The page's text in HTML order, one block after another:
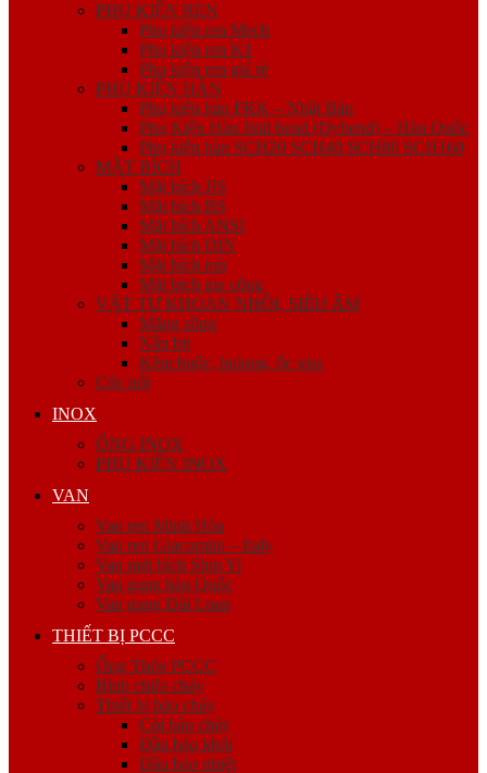
PHỤ KIỆN REN
Phụ kiện ren Mech
Phụ kiện ren K1
Phụ kiện ren giá rẻ
PHỤ KIỆN HÀN
Phụ kiện hàn FKK – Nhật Bản
Phụ Kiện Hàn Jinil bend (Dybend) – Hàn Quốc
Phụ kiện hàn SCH20 SCH40 SCH80 SCH160
MẶT BÍCH
Mặt bích JIS
Mặt bích BS
Mặt bích ANSI
Mặt bích DIN
Mặt bích mù
Mặt bích gia công
VẬT TƯ KHOAN NHỒI, SIÊU ÂM
Măng sông
Nắp bịt
Kẽm buộc, bulong, ốc viss
Cóc nối
INOX
ỐNG INOX
PHỤ KIỆN INOX
VAN
Van ren Minh Hòa
Van ren Giacomini – Italy
Van mặt bích Shin Yi
Van gang hàn Quốc
Van gang Đài Loan
THIẾT BỊ PCCC
Ống Thép PCCC
Bình chữa cháy
Thiết bị báo cháy
Còi báo cháy
Đầu báo khói
Đầu báo nhiệt